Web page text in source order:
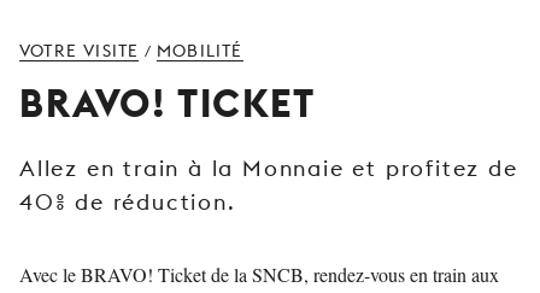
PUBLIC
MONNAIE
VOTRE VISITE / MOBILITÉ
BRAVO! TICKET
Allez en train à la Monnaie et profitez de
40% de réduction.
Avec le BRAVO! Ticket de la SNCB, rendez-vous en train aux